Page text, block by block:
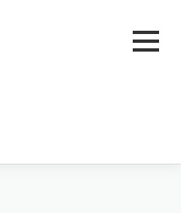
Menú